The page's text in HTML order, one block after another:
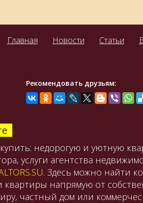
Главная Новости Статьи
Рекомендовать друзьям:
недорогую и уютную
услуги агентства
. Здесь можно найти
квартиры напрямую от
частный дом или